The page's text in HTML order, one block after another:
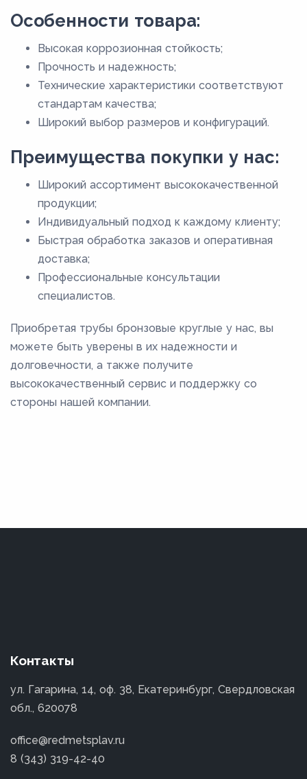
Особенности товара:
Высокая коррозионная стойкость;
Прочность и надежность;
Технические характеристики соответствуют
стандартам качества;
Широкий выбор размеров и конфигураций.
Преимущества покупки у нас:
Широкий ассортимент высококачественной
продукции;
Индивидуальный подход к каждому клиенту;
Быстрая обработка заказов и оперативная
доставка;
Профессиональные консультации
специалистов.
Приобретая трубы бронзовые круглые у нас, вы
можете быть уверены в их надежности и
долговечности, а также получите
высококачественный сервис и поддержку со
стороны нашей компании.
Контакты
ул. Гагарина, 14, оф. 38, Екатеринбург, Свердловская
обл., 620078
office@redmetsplav.ru
8 (343) 319-42-40